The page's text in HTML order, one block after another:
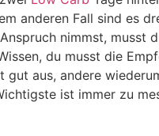
anderen Fall sind es
nimmst, musst
du musst die
gut aus, andere
ist immer zu